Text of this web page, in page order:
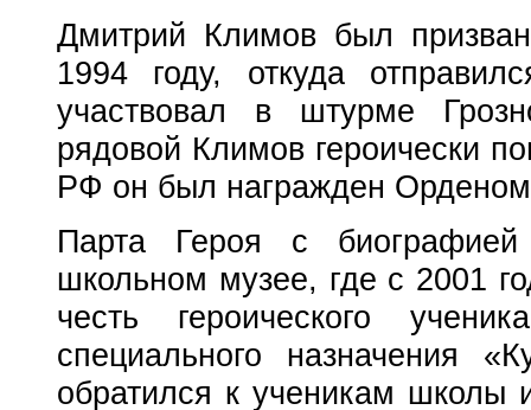
Дмитрий Климов был
1994 году, откуда
участвовал в штурме
рядовой Климов героически
РФ он был награжден
Парта Героя с биографией
школьном музее, где с 2001
честь героического
специального назначения
обратился к ученикам школы